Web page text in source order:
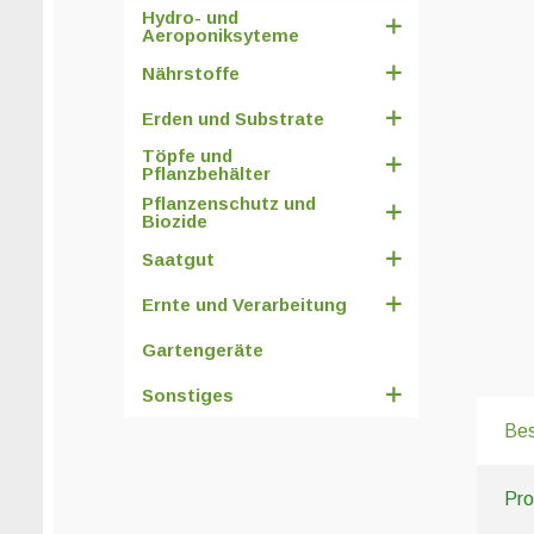
Hydro- und
Aeroponiksyteme
Nährstoffe
Erden und Substrate
Töpfe und
Pflanzbehälter
Pflanzenschutz und
Biozide
Saatgut
Ernte und Verarbeitung
Gartengeräte
Sonstiges